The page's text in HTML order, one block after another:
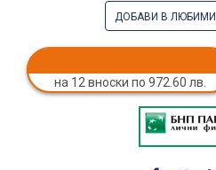
ДОБАВИ В ЛЮБИМИ
на 12 вноски по 972.60 лв.